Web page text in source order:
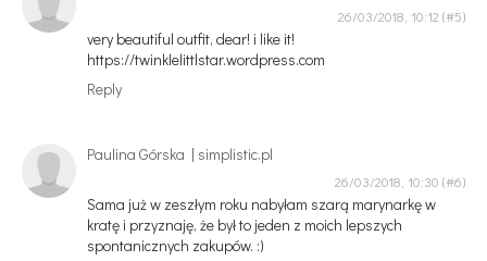
26/03/2018, 10:12
very beautiful outfit, dear! i like it!
https://twinklelittlstar.wordpress.com
Reply
Paulina Górska | simplistic.pl
26/03/2018, 10:30
Sama już w zeszłym roku nabyłam szarą marynarkę w
kratę i przyznaję, że był to jeden z moich lepszych
spontanicznych zakupów. :)